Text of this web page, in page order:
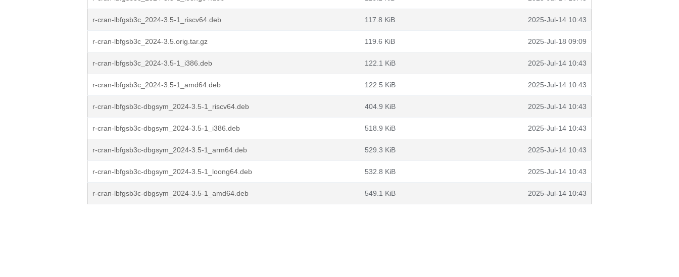
r-cran-lbfgsb3c_2024-3.5-1_riscv64.deb 117.8 KiB 2025-Jul-14 10:43
r-cran-lbfgsb3c_2024-3.5.orig.tar.gz 119.6 KiB 2025-Jul-18 09:09
r-cran-lbfgsb3c_2024-3.5-1_i386.deb 122.1 KiB 2025-Jul-14 10:43
r-cran-lbfgsb3c_2024-3.5-1_amd64.deb 122.5 KiB 2025-Jul-14 10:43
r-cran-lbfgsb3c-dbgsym_2024-3.5-1_riscv64.deb 404.9 KiB 2025-Jul-14 10:43
r-cran-lbfgsb3c-dbgsym_2024-3.5-1_i386.deb 518.9 KiB 2025-Jul-14 10:43
r-cran-lbfgsb3c-dbgsym_2024-3.5-1_arm64.deb 529.3 KiB 2025-Jul-14 10:43
r-cran-lbfgsb3c-dbgsym_2024-3.5-1_loong64.deb 532.8 KiB 2025-Jul-14 10:43
r-cran-lbfgsb3c-dbgsym_2024-3.5-1_amd64.deb 549.1 KiB 2025-Jul-14 10:43